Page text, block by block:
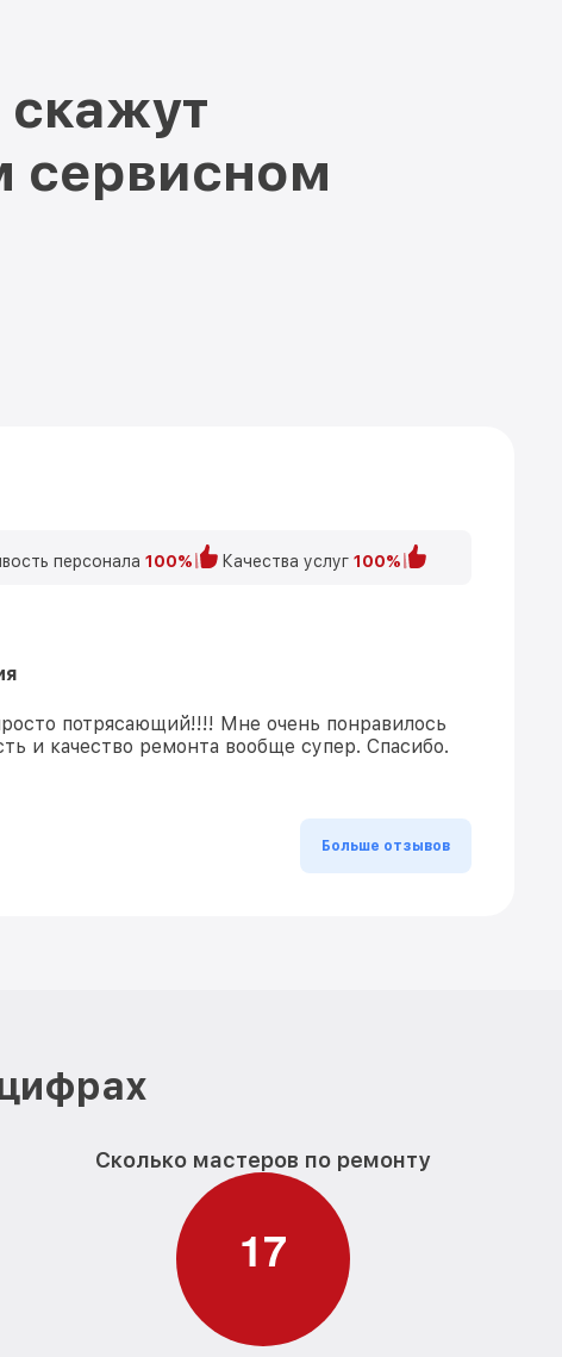
персонала 100% Качества услуг 100%
потрясающий!!!! Мне очень понравилось
и качество ремонта вообще супер. Спасибо.
Больше отзывов
Сколько мастеров по ремонту
17